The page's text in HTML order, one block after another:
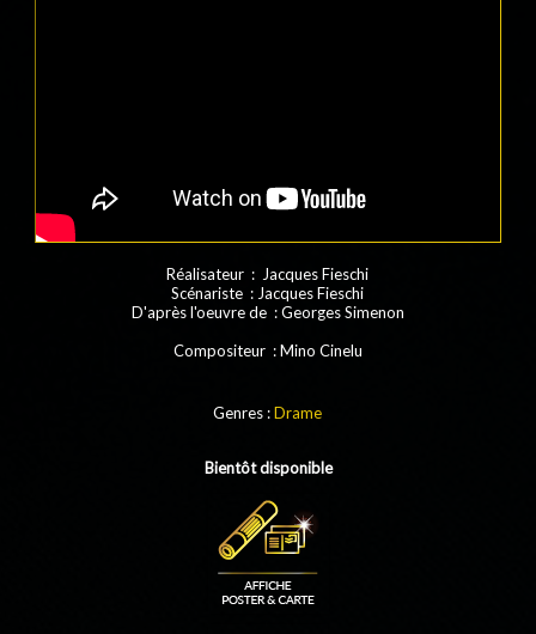
Réalisateur : Jacques Fieschi
Scénariste : Jacques Fieschi
D'après l'oeuvre de : Georges Simenon
Compositeur : Mino Cinelu
Genres :Drame
Bientôt disponible